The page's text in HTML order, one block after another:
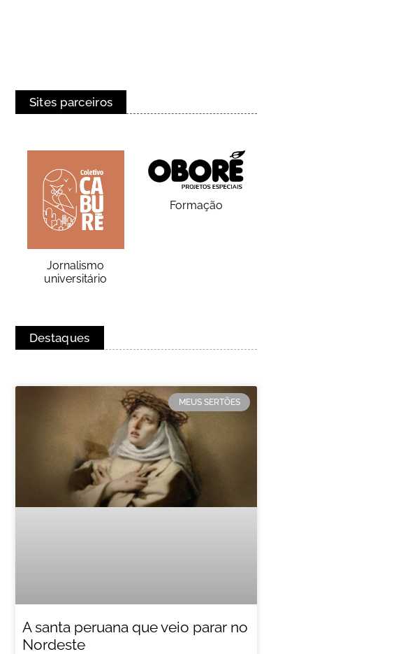
Sites parceiros
Jornalismo
universitário
Formação
Destaques
MEUS SERTÕES
A santa peruana que veio parar no
Nordeste